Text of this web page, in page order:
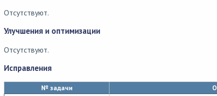
Отсутствуют.
Улучшения и оптимизации
Отсутствуют.
Исправления
№ задачи